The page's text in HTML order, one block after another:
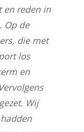
en reden in
Op de
die met
los
en
Wij